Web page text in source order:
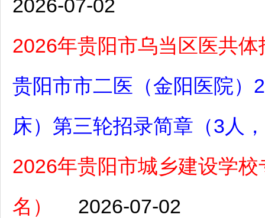
2026-07-02
2026年贵阳市乌当区医共体
贵阳市市二医（金阳医院）
床）第三轮招录简章（3人
2026年贵阳市城乡建设学
名）
2026-07-02